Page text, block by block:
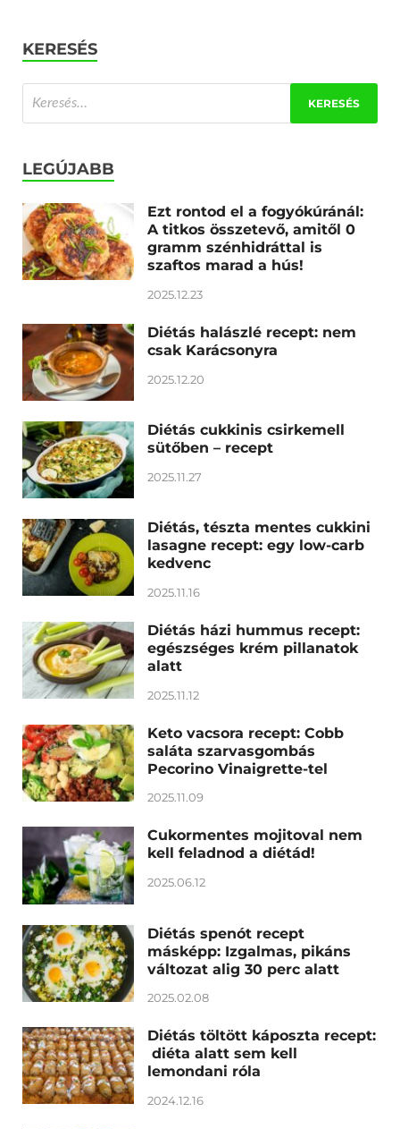
KERESÉS
LEGÚJABB
Ezt rontod el a fogyókúránál:
A titkos összetevő, amitől 0
gramm szénhidráttal is
szaftos marad a hús!
2025.12.23
Diétás halászlé recept: nem
csak Karácsonyra
2025.12.20
Diétás cukkinis csirkemell
sütőben – recept
2025.11.27
Diétás, tészta mentes cukkini
lasagne recept: egy low-carb
kedvenc
2025.11.16
Diétás házi hummus recept:
egészséges krém pillanatok
alatt
2025.11.12
Keto vacsora recept: Cobb
saláta szarvasgombás
Pecorino Vinaigrette-tel
2025.11.09
Cukormentes mojitoval nem
kell feladnod a diétád!
2025.06.12
Diétás spenót recept
másképp: Izgalmas, pikáns
változat alig 30 perc alatt
2025.02.08
Diétás töltött káposzta recept:
diéta alatt sem kell
lemondani róla
2024.12.16